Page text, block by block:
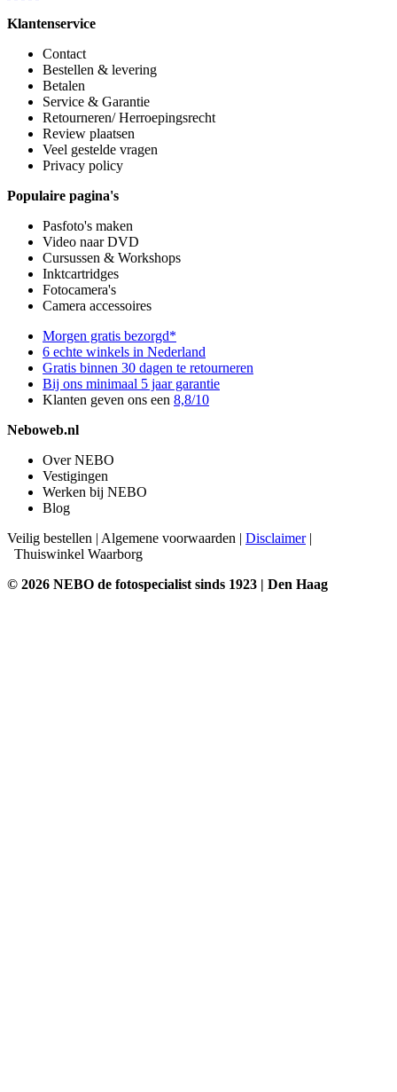
Klantenservice
Contact
Bestellen & levering
Betalen
Service & Garantie
Retourneren/ Herroepingsrecht
Review plaatsen
Veel gestelde vragen
Privacy policy
Populaire pagina's
Pasfoto's maken
Video naar DVD
Cursussen & Workshops
Inktcartridges
Fotocamera's
Camera accessoires
Morgen gratis bezorgd*
6 echte winkels in Nederland
Gratis binnen 30 dagen te retourneren
Bij ons minimaal 5 jaar garantie
Klanten geven ons een 8,8/10
Neboweb.nl
Over NEBO
Vestigingen
Werken bij NEBO
Blog
Veilig bestellen | Algemene voorwaarden | Disclaimer|
Thuiswinkel Waarborg
© 2026 NEBO de fotospecialist sinds 1923 | Den Haag